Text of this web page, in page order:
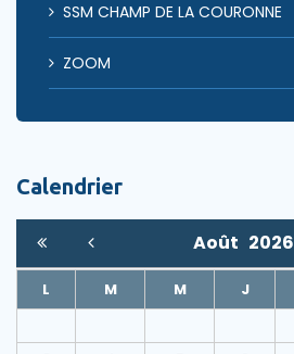
SSM CHAMP DE LA COURONNE
ZOOM
Calendrier
Août 2026
L M M J